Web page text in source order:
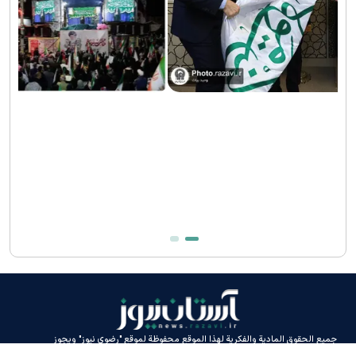
جميع الحقوق المادية والفكرية لهذا الموقع محفوظة لموقع "رضوي نيوز" ويجوز